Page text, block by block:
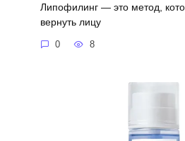
Липофилинг — это метод,
вернуть лицу
0 8